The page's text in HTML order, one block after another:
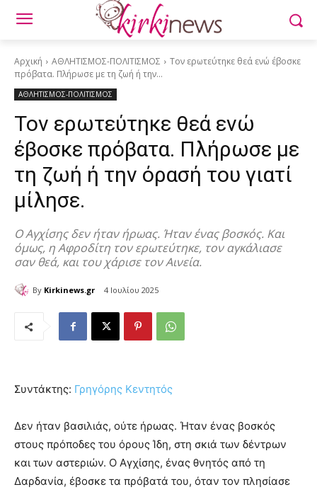
Αρχική ΑΘΛΗΤΙΣΜΟΣ-ΠΟΛΙΤΙΣΜΟΣ
Τον ερωτεύτηκε θεά ενώ έβοσκε
πρόβατα. Πλήρωσε με τη ζωή ή την...
ΑΘΛΗΤΙΣΜΟΣ-ΠΟΛΙΤΙΣΜΟΣ
Τον ερωτεύτηκε θεά ενώ
έβοσκε πρόβατα. Πλήρωσε με
τη ζωή ή την όρασή του γιατί
μίλησε.
Ο Αγχίσης δεν ήταν ήρωας. Ήταν ένας βοσκός. Και
όμως, η Αφροδίτη τον ερωτεύτηκε, τον αγκάλιασε
σαν θεά, και του χάρισε τον Αινεία.
By Kirkinews.gr 4 Ιουλίου 2025
Συντάκτης: Γρηγόρης Κεντητός
Δεν ήταν βασιλιάς, ούτε ήρωας. Ήταν ένας βοσκός
στους πρόποδες του όρους Ίδη, στη σκιά των δέντρων
και των αστεριών. Ο Αγχίσης, ένας θνητός από τη
Δαρδανία, έβοσκε τα πρόβατά του, όταν τον πλησίασε